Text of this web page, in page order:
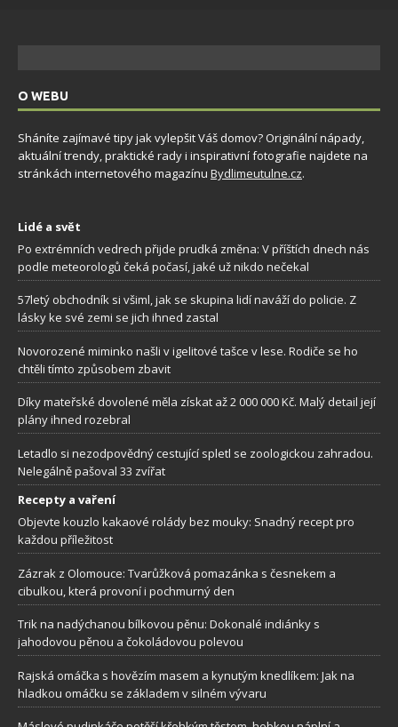
O WEBU
Sháníte zajímavé tipy jak vylepšit Váš domov? Originální nápady,
aktuální trendy, praktické rady i inspirativní fotografie najdete na
stránkách internetového magazínu Bydlimeutulne.cz.
Lidé a svět
Po extrémních vedrech přijde prudká změna: V příštích dnech nás
podle meteorologů čeká počasí, jaké už nikdo nečekal
57letý obchodník si všiml, jak se skupina lidí naváží do policie. Z
lásky ke své zemi se jich ihned zastal
Novorozené miminko našli v igelitové tašce v lese. Rodiče se ho
chtěli tímto způsobem zbavit
Díky mateřské dovolené měla získat až 2 000 000 Kč. Malý detail její
plány ihned rozebral
Letadlo si nezodpovědný cestující spletl se zoologickou zahradou.
Nelegálně pašoval 33 zvířat
Recepty a vaření
Objevte kouzlo kakaové rolády bez mouky: Snadný recept pro
každou příležitost
Zázrak z Olomouce: Tvarůžková pomazánka s česnekem a
cibulkou, která provoní i pochmurný den
Trik na nadýchanou bílkovou pěnu: Dokonalé indiánky s
jahodovou pěnou a čokoládovou polevou
Rajská omáčka s hovězím masem a kynutým knedlíkem: Jak na
hladkou omáčku se základem v silném vývaru